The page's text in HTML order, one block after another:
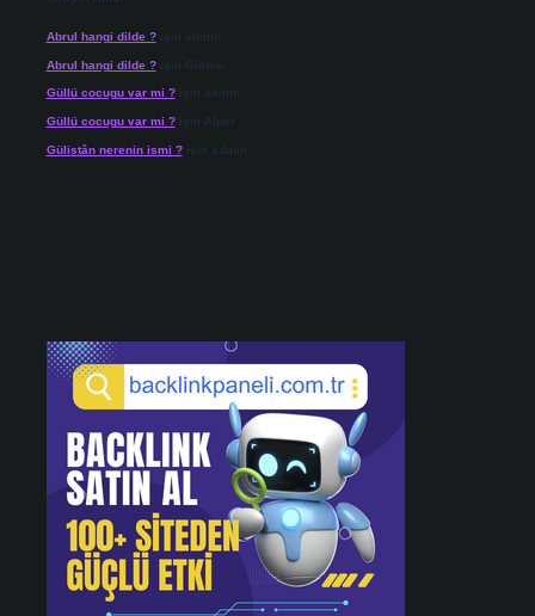
Abrul hangi dilde ?için admin
Abrul hangi dilde ?için Gülten
Güllü cocugu var mi ?için admin
Güllü cocugu var mi ?için Alper
Gülistân nerenin ismi ?için admin